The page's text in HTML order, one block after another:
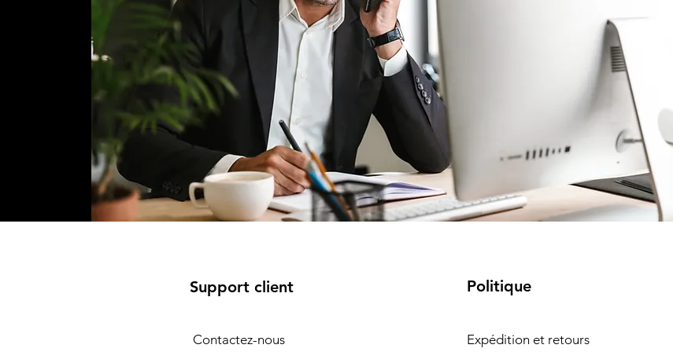
Support client
Contactez-nous
Politique
Expédition et retours